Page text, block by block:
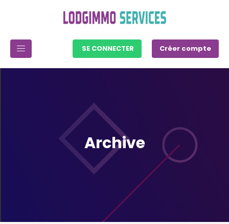
SE CONNECTER Créer compte
Archive